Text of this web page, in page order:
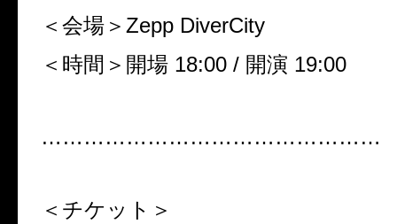
＜会場＞Zepp DiverCity
＜時間＞開場 18:00 / 開演 19:00
…………………………………………
＜チケット＞